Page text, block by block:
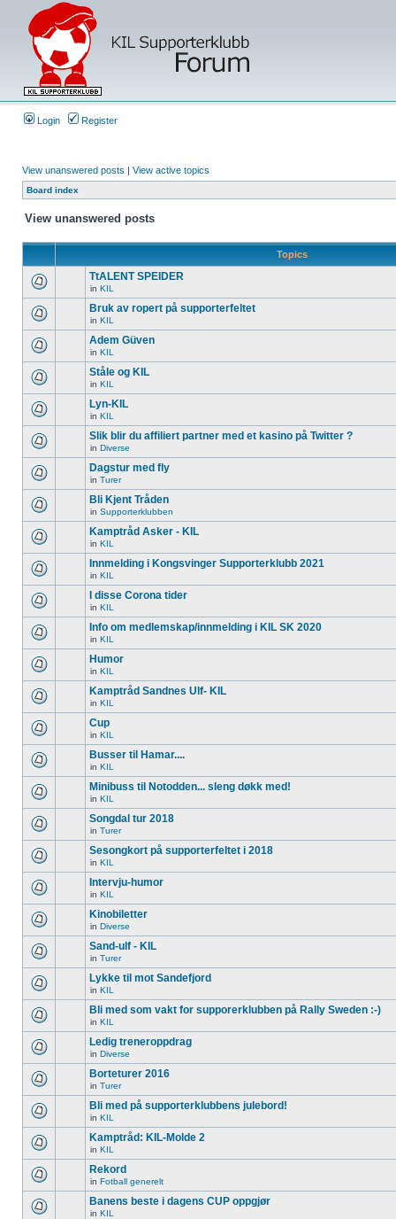
Login Register
View unanswered posts | View active topics
Board index
View unanswered posts
Topics
TtALENT SPEIDER
in KIL
Bruk av ropert på supporterfeltet
in KIL
Adem Güven
in KIL
Ståle og KIL
in KIL
Lyn-KIL
in KIL
Slik blir du affiliert partner med et kasino på Twitter ?
in Diverse
Dagstur med fly
in Turer
Bli Kjent Tråden
in Supporterklubben
Kamptråd Asker - KIL
in KIL
Innmelding i Kongsvinger Supporterklubb 2021
in KIL
I disse Corona tider
in KIL
Info om medlemskap/innmelding i KIL SK 2020
in KIL
Humor
in KIL
Kamptråd Sandnes Ulf- KIL
in KIL
Cup
in KIL
Busser til Hamar....
in KIL
Minibuss til Notodden... sleng døkk med!
in KIL
Songdal tur 2018
in Turer
Sesongkort på supporterfeltet i 2018
in KIL
Intervju-humor
in KIL
Kinobiletter
in Diverse
Sand-ulf - KIL
in Turer
Lykke til mot Sandefjord
in KIL
Bli med som vakt for supporerklubben på Rally Sweden :-)
in KIL
Ledig treneroppdrag
in Diverse
Borteturer 2016
in Turer
Bli med på supporterklubbens julebord!
in KIL
Kamptråd: KIL-Molde 2
in KIL
Rekord
in Fotball generelt
Banens beste i dagens CUP oppgjør
in KIL